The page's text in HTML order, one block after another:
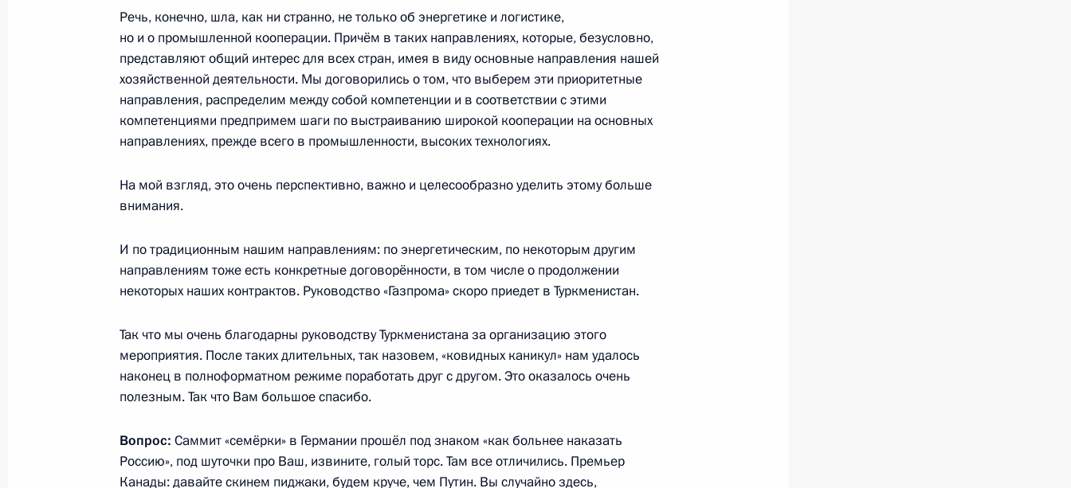
Заявления для прессы по итогам российско-индонезийских
переговоров
30 июня 2022 года, 18:05 Москва, Кремль
6
30 июня 2022 года, 17:50 Москва, Кремль
Обращение к участникам X Петербургского международного
юридического форума
29 июня 2022 года, среда
29 июня 2022 года, 23:25 Ашхабад
Речь, конечно, шла, как ни странно, не только об энергетике и логистике,
но и о промышленной кооперации. Причём в таких направлениях, которые, безусловно,
представляют общий интерес для всех стран, имея в виду основные направления нашей
хозяйственной деятельности. Мы договорились о том, что выберем эти приоритетные
направления, распределим между собой компетенции и в соответствии с этими
компетенциями предпримем шаги по выстраиванию широкой кооперации на основных
направлениях, прежде всего в промышленности, высоких технологиях.
На мой взгляд, это очень перспективно, важно и целесообразно уделить этому больше
внимания.
И по традиционным нашим направлениям: по энергетическим, по некоторым другим
направлениям тоже есть конкретные договорённости, в том числе о продолжении
некоторых наших контрактов. Руководство «Газпрома» скоро приедет в Туркменистан.
Так что мы очень благодарны руководству Туркменистана за организацию этого
мероприятия. После таких длительных, так назовем, «ковидных каникул» нам удалось
наконец в полноформатном режиме поработать друг с другом. Это оказалось очень
полезным. Так что Вам большое спасибо.
Вопрос: Саммит «семёрки» в Германии прошёл под знаком «как больнее наказать
Россию», под шуточки про Ваш, извините, голый торс. Там все отличились. Премьер
Канады: давайте скинем пиджаки, будем круче, чем Путин. Вы случайно здесь,